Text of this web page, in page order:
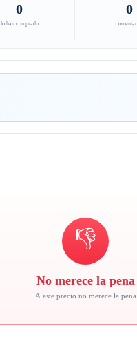
0
lo han comprado
0
👎
No merece la pena
A este precio no merece la pena